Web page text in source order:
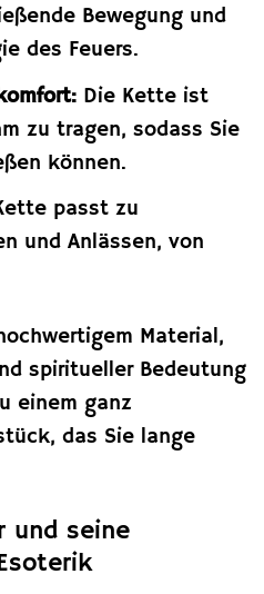
Bewegung und
des Feuers.
Die Kette ist
zu tragen, sodass Sie
können.
passt zu
und Anlässen, von
Material,
spiritueller Bedeutung
einem ganz
das Sie lange
und seine